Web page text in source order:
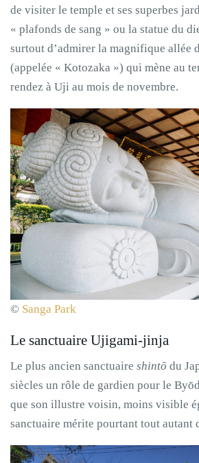
de visiter le temple et ses superbes
« plafonds de sang » ou la statue du
surtout d’admirer la magnifique allée
(appelée « Kotozaka ») qui mène au
rendez à Uji au mois de novembre.
© Sanga Park
Le sanctuaire Ujigami-jinja
Le plus ancien sanctuaire shintō du
siècles un rôle de gardien pour le
que son illustre voisin, moins visible
sanctuaire mérite pourtant tout autant